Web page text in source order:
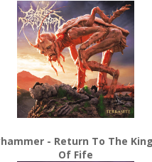
- Return To The
Of Fife